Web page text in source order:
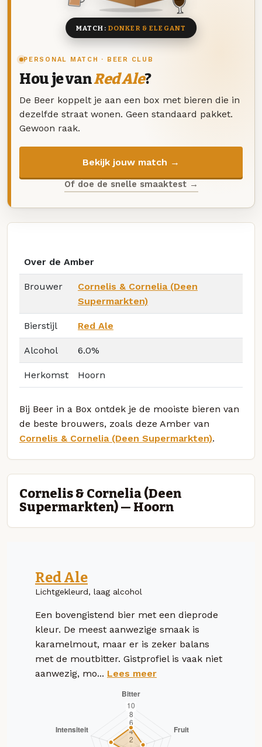
PERSONAL MATCH · BEER CLUB
Hou je vanRed Ale?
De Beer koppelt je aan een box met bieren die in
dezelfde straat wonen. Geen standaard pakket.
Gewoon raak.
Bekijk jouw match →
Of doe de snelle smaaktest →
MATCH: DONKER & ELEGANT
Over de Amber
Brouwer
Cornelis & Cornelia (Deen
Supermarkten)
Bierstijl Red Ale
Alcohol 6.0%
Herkomst Hoorn
Bij Beer in a Box ontdek je de mooiste bieren van
de beste brouwers, zoals deze Amber van
Cornelis & Cornelia (Deen Supermarkten).
Cornelis & Cornelia (Deen
Supermarkten) — Hoorn
Red Ale
Lichtgekleurd, laag alcohol
Een bovengistend bier met een dieprode
kleur. De meest aanwezige smaak is
karamelmout, maar er is zeker balans
met de moutbitter. Gistprofiel is vaak niet
aanwezig, mo... Lees meer